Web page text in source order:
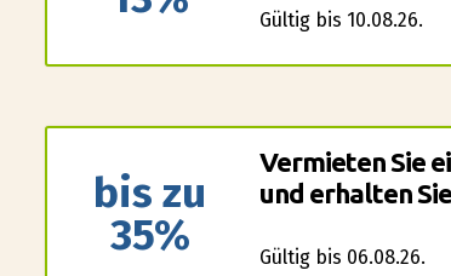
Gültig bis 10.08.26.
bis zu
35%
Vermieten Sie
und erhalten
Gültig bis 06.08.26.